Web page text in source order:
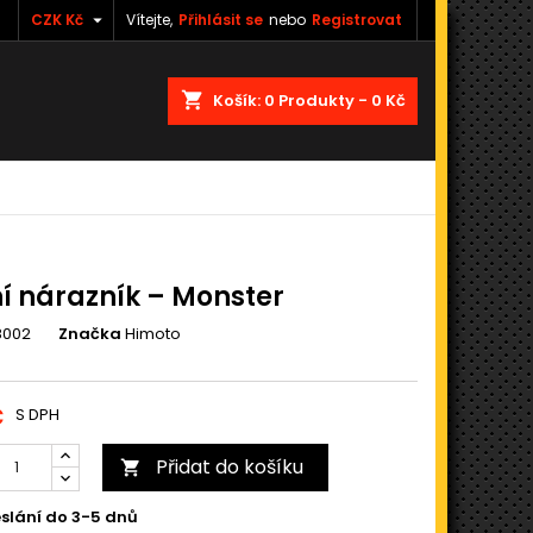
Vítejte, Přihlásit se nebo Registrovat
CZK Kč 
shopping_cart Košík: 0 Produkty - 0 Kč
nárazník – Monster
Značka Himoto
S DPH
 Přidat do košíku
do 3-5 dnů